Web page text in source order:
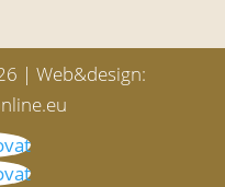
| Web&design: